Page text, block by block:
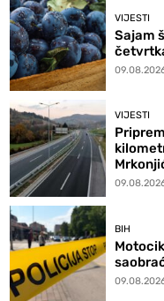
VIJESTI
Sajam
VIJESTI
BIH